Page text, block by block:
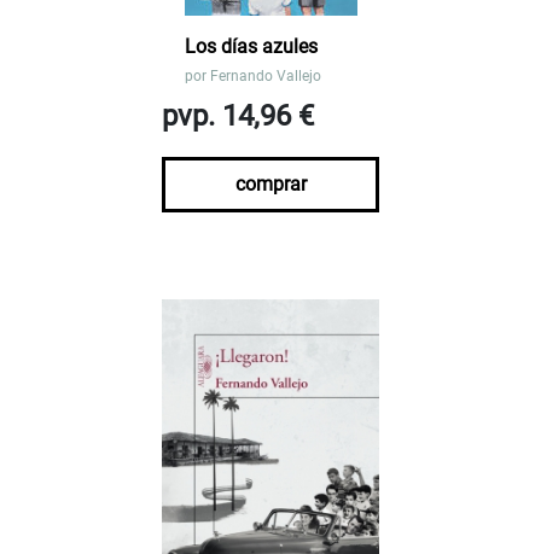
Los días azules
por Fernando Vallejo
pvp. 14,96 €
comprar